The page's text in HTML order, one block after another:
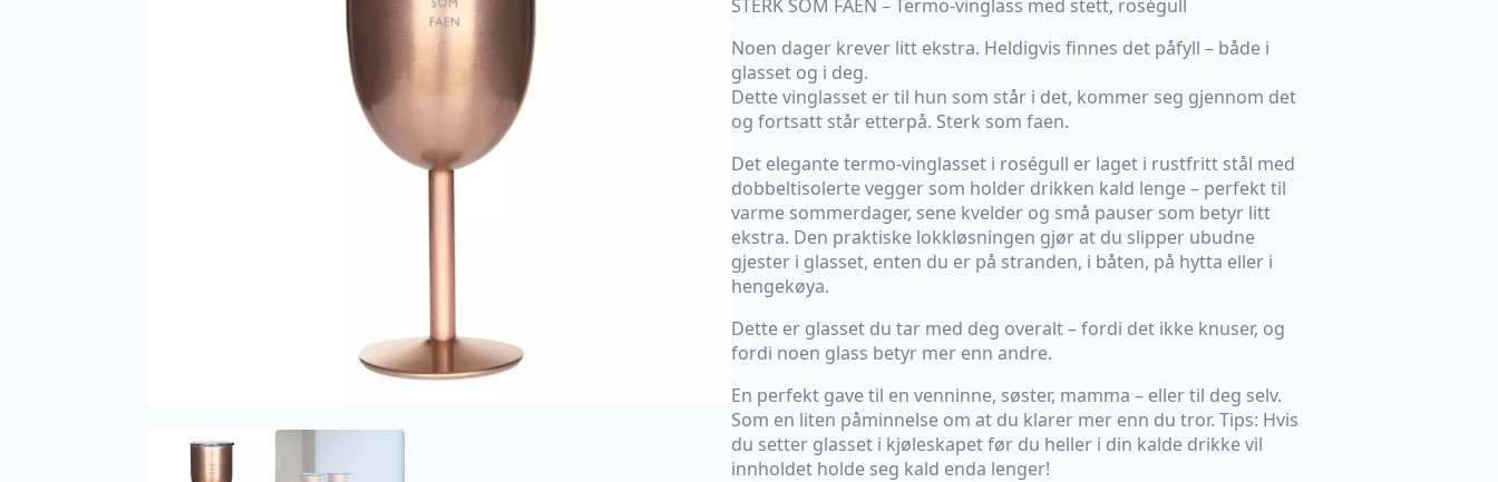
STERK SOM FAEN – Termo-vinglass med stett, roségull
Noen dager krever litt ekstra. Heldigvis finnes det påfyll – både i
glasset og i deg.
Dette vinglasset er til hun som står i det, kommer seg gjennom det
og fortsatt står etterpå. Sterk som faen.
Det elegante termo-vinglasset i roségull er laget i rustfritt stål med
dobbeltisolerte vegger som holder drikken kald lenge – perfekt til
varme sommerdager, sene kvelder og små pauser som betyr litt
ekstra. Den praktiske lokkløsningen gjør at du slipper ubudne
gjester i glasset, enten du er på stranden, i båten, på hytta eller i
hengekøya.
Dette er glasset du tar med deg overalt – fordi det ikke knuser, og
fordi noen glass betyr mer enn andre.
En perfekt gave til en venninne, søster, mamma – eller til deg selv.
Som en liten påminnelse om at du klarer mer enn du tror. Tips: Hvis
du setter glasset i kjøleskapet før du heller i din kalde drikke vil
innholdet holde seg kald enda lenger!